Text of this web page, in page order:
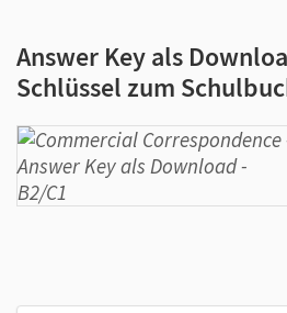
Answer Key als
Schlüssel zum